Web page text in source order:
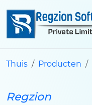
Thuis Producten
Regzion